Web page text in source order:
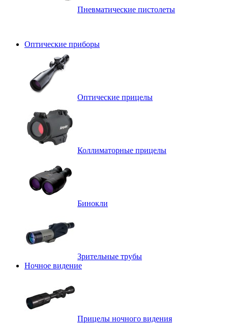
Пневматические пистолеты
Оптические приборы
Оптические прицелы
Коллиматорные прицелы
Бинокли
Зрительные трубы
Ночное видение
Прицелы ночного видения